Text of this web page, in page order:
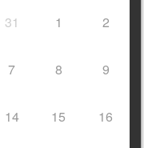
31 1 2
7 8 9
14 15 16